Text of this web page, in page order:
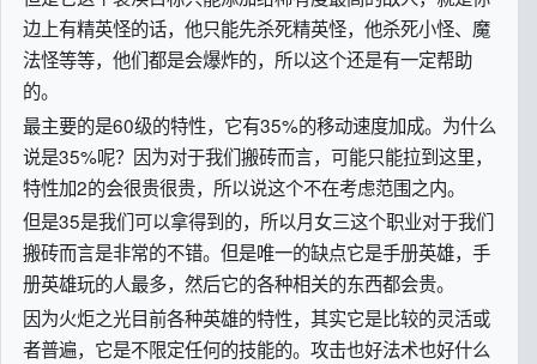
边上有精英怪的话，他只能先杀死精英怪，他杀死小怪、魔
法怪等等，他们都是会爆炸的，所以这个还是有一定帮助
的。
最主要的是60级的特性，它有35%的移动速度加成。为什么
说是35%呢？因为对于我们搬砖而言，可能只能拉到这里，
特性加2的会很贵很贵，所以说这个不在考虑范围之内。
但是35是我们可以拿得到的，所以月女三这个职业对于我们
搬砖而言是非常的不错。但是唯一的缺点它是手册英雄，手
册英雄玩的人最多，然后它的各种相关的东西都会贵。
因为火炬之光目前各种英雄的特性，其实它是比较的灵活或
者普遍，它是不限定任何的技能的。攻击也好法术也好什么